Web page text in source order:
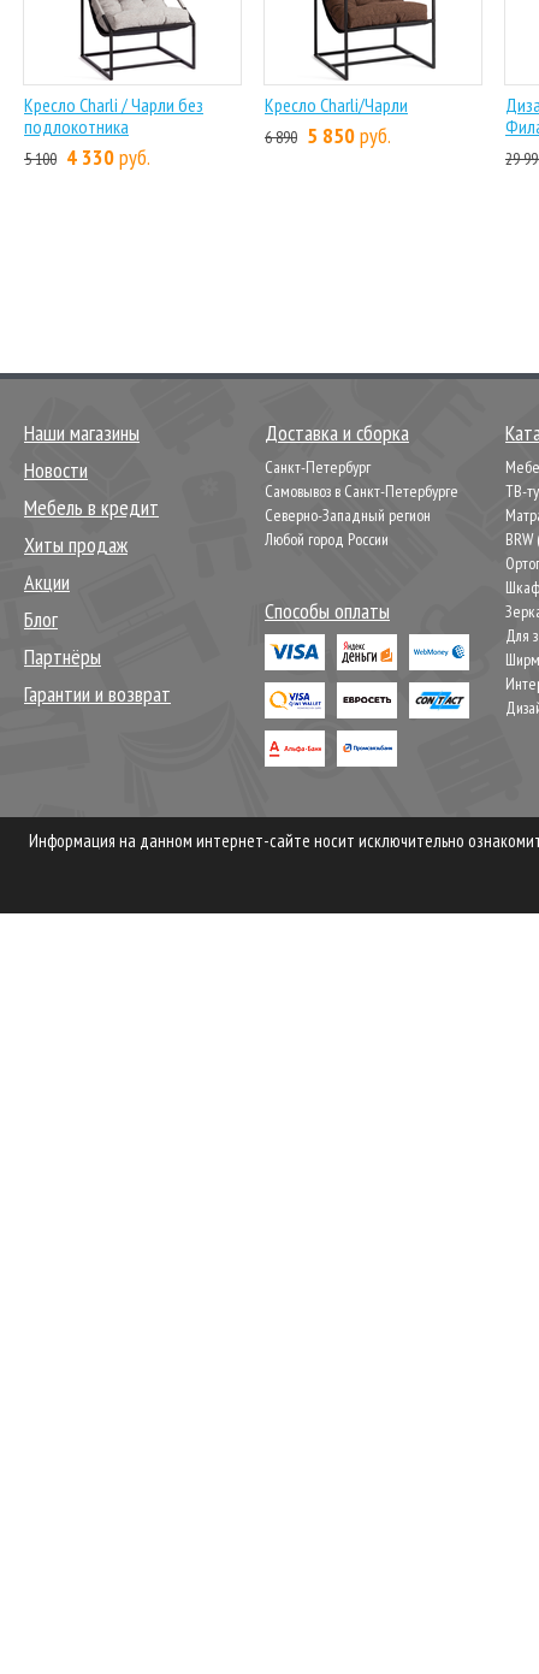
Кресло Charli / Чарли без
подлокотника
5 100 4 330руб.
Кресло Charli/Чарли
6 890 5 850руб.
29
Наши магазины
Новости
Мебель в кредит
Хиты продаж
Акции
Блог
Партнёры
Гарантии и возврат
Доставка и сборка
Санкт-Петербург
Самовывоз в Санкт-Петербурге
Северно-Западный регион
Любой город России
Способы оплаты
ТВ-
Для
Информация на данном интернет-сайте носит исключительно